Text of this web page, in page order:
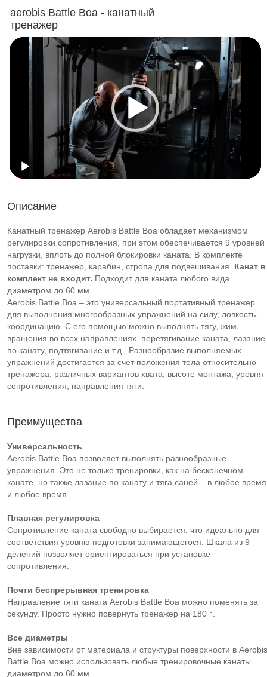
aerobis Battle Boa - канатный
тренажер
Описание
Канатный тренажер Aerobis Battle Boa обладает механизмом
регулировки сопротивления, при этом обеспечивается 9 уровней
нагрузки, вплоть до полной блокировки каната. В комплекте
поставки: тренажер, карабин, стропа для подвешивания. Канат в
комплект не входит. Подходит для каната любого вида
диаметром до 60 мм.
Aerobis Battle Boa – это универсальный портативный тренажер
для выполнения многообразных упражнений на силу, ловкость,
координацию. С его помощью можно выполнять тягу, жим,
вращения во всех направлениях, перетягивание каната, лазание
по канату, подтягивание и т.д. Разнообразие выполняемых
упражнений достигается за счет положения тела относительно
тренажера, различных вариантов хвата, высоте монтажа, уровня
сопротивления, направления тяги.
Преимущества
Универсальность
Aerobis Battle Boa позволяет выполнять разнообразные
упражнения. Это не только тренировки, как на бесконечном
канате, но также лазание по канату и тяга саней – в любое время
и любое время.
Плавная регулировка
Сопротивление каната свободно выбирается, что идеально для
соответствия уровню подготовки занимающегося. Шкала из 9
делений позволяет ориентироваться при установке
сопротивления.
Почти беспрерывная тренировка
Направление тяги каната Aerobis Battle Boa можно поменять за
секунду. Просто нужно повернуть тренажер на 180 °.
Все диаметры
Вне зависимости от материала и структуры поверхности в Aerobis
Battle Boa можно использовать любые тренировочные канаты
диаметром до 60 мм.